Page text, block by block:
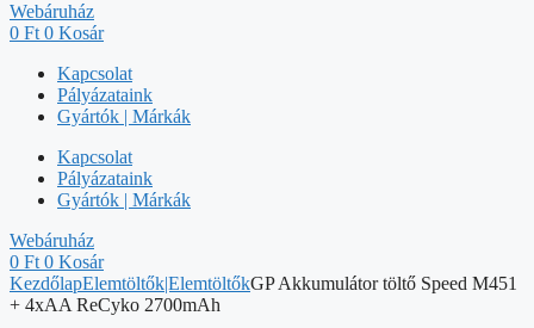
Webáruház
0 Ft 0 Kosár
Kapcsolat
Pályázataink
Gyártók | Márkák
Kapcsolat
Pályázataink
Gyártók | Márkák
Webáruház
0 Ft 0 Kosár
KezdőlapElemtöltők|ElemtöltőkGP Akkumulátor töltő Speed M451
+ 4xAA ReCyko 2700mAh